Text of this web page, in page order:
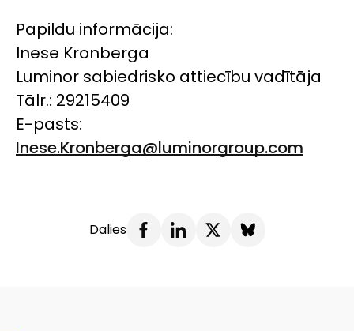
Papildu informācija:
Inese Kronberga
Luminor sabiedrisko attiecību vadītāja
Tālr.: 29215409
E-pasts:
Inese.Kronberga@luminorgroup.com
Dalies